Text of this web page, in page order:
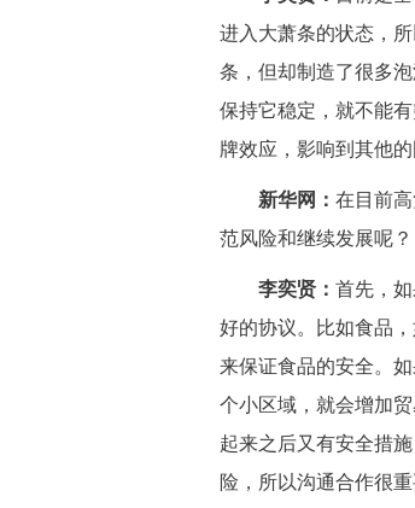
进入大萧条的状态，
条，但却制造了很多
保持它稳定，就不能
牌效应，影响到其他的
新华网： 在目前
范风险和继续发展呢？
李奕贤： 首先，
好的协议。比如食品
来保证食品的安全。
个小区域，就会增加
起来之后又有安全措
险，所以沟通合作很